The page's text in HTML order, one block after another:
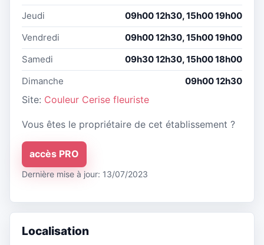
Jeudi
09h00 12h30, 15h00 19h00
Vendredi
09h00 12h30, 15h00 19h00
Samedi
09h30 12h30, 15h00 18h00
Dimanche
09h00 12h30
Site: Couleur Cerise fleuriste
Vous êtes le propriétaire de cet établissement ?
accès PRO
Dernière mise à jour: 13/07/2023
Localisation